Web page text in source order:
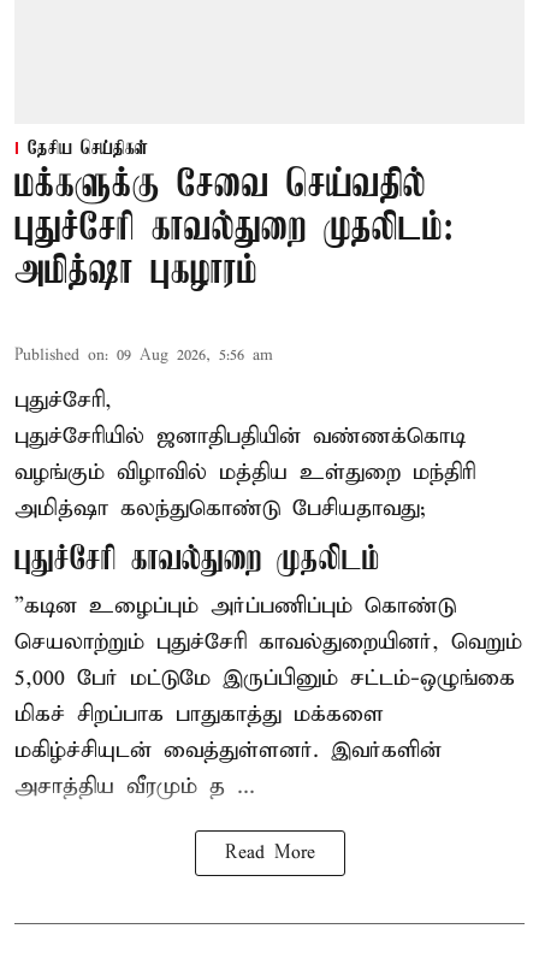
தேசிய செய்திகள்
மக்களுக்கு சேவை செய்வதில்
புதுச்சேரி காவல்துறை முதலிடம்:
அமித்ஷா புகழாரம்
Published on: 09 Aug 2026, 5:56 am
புதுச்சேரி,
புதுச்சேரியில் ஜனாதிபதியின் வண்ணக்கொடி
வழங்கும் விழாவில் மத்திய உள்துறை மந்திரி
அமித்ஷா கலந்துகொண்டு பேசியதாவது;
புதுச்சேரி காவல்துறை முதலிடம்
”கடின உழைப்பும் அர்ப்பணிப்பும் கொண்டு
செயலாற்றும் புதுச்சேரி காவல்துறையினர், வெறும்
5,000 பேர் மட்டுமே இருப்பினும் சட்டம்-ஒழுங்கை
மிகச் சிறப்பாக பாதுகாத்து மக்களை
மகிழ்ச்சியுடன் வைத்துள்ளனர். இவர்களின்
அசாத்திய வீரமும் த ...
Read More